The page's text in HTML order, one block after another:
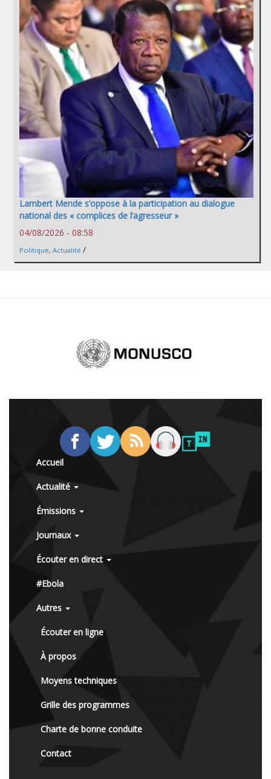
Lambert Mende s’oppose à la participation au dialogue
national des « complices de l’agresseur »
04/08/2026 - 08:58
Politique, Actualité /
Accueil
Actualité
Émissions
Journaux
Écouter en direct
#Ebola
Autres
Écouter en ligne
À propos
Moyens techniques
Grille des programmes
Charte de bonne conduite
Contact